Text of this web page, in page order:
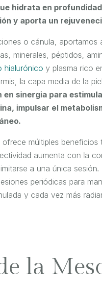
hidrata en
y aporta un
o cánula, aportamos
minerales, péptidos,
hialurónico y plasma rico
la capa media de la
sinergia para
impulsar el
ofrece múltiples
aumenta con la
a una única sesión.
periódicas para
y cada vez más
la